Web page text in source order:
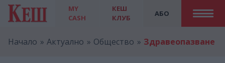
MY
CASH
АБО
КЕШ
КЛУБ
Начало Актуално Общество Здравеопазване